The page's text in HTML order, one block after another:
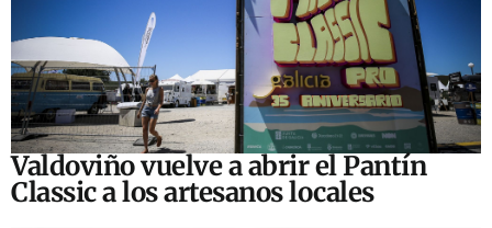
Valdoviño vuelve a abrir el Pantín
Classic a los artesanos locales